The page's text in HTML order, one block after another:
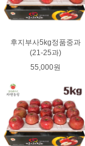
후지부사5kg정품중과
(21-25과)
55,000원